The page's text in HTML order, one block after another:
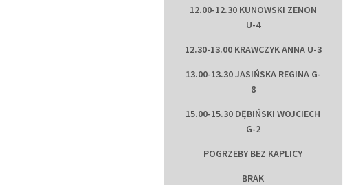
12.00-12.30 KUNOWSKI ZENON
U-4
12.30-13.00 KRAWCZYK ANNA U-3
13.00-13.30 JASIŃSKA REGINA G-
8
15.00-15.30 DĘBIŃSKI WOJCIECH
G-2
POGRZEBY BEZ KAPLICY
BRAK